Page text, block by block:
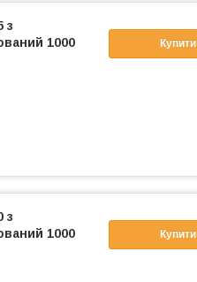
Купити
з
1000
Купити
з
1000